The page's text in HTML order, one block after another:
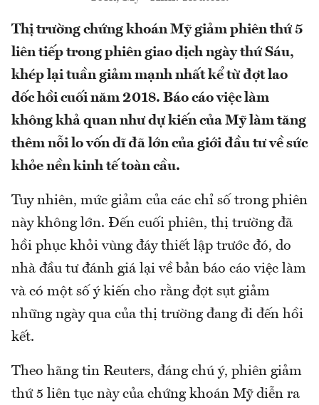
Thị trường chứng khoán Mỹ giảm phiên thứ 5
liên tiếp trong phiên giao dịch ngày thứ Sáu,
khép lại tuần giảm mạnh nhất kể từ đợt lao
dốc hồi cuối năm 2018. Báo cáo việc làm
không khả quan như dự kiến của Mỹ làm tăng
thêm nỗi lo vốn dĩ đã lớn của giới đầu tư về sức
khỏe nền kinh tế toàn cầu.
Tuy nhiên, mức giảm của các chỉ số trong phiên
này không lớn. Đến cuối phiên, thị trường đã
hồi phục khỏi vùng đáy thiết lập trước đó, do
nhà đầu tư đánh giá lại về bản báo cáo việc làm
và có một số ý kiến cho rằng đợt sụt giảm
những ngày qua của thị trường đang đi đến hồi
kết.
Theo hãng tin Reuters, đáng chú ý, phiên giảm
thứ 5 liên tục này của chứng khoán Mỹ diễn ra